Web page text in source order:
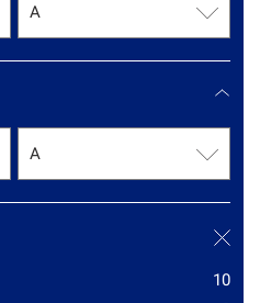
10